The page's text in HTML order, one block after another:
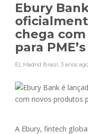
Ebury
chega
para PME’s
EL Madrid Brasil, 3 anos ago
A Ebury, fintech